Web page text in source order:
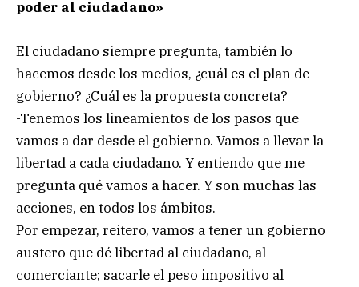
poder al ciudadano»
El ciudadano siempre pregunta, también lo
hacemos desde los medios, ¿cuál es el plan de
gobierno? ¿Cuál es la propuesta concreta?
-Tenemos los lineamientos de los pasos que
vamos a dar desde el gobierno. Vamos a llevar la
libertad a cada ciudadano. Y entiendo que me
pregunta qué vamos a hacer. Y son muchas las
acciones, en todos los ámbitos.
Por empezar, reitero, vamos a tener un gobierno
austero que dé libertad al ciudadano, al
comerciante; sacarle el peso impositivo al